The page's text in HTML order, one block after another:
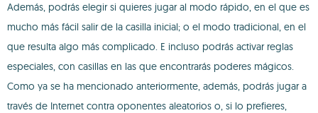
Además, podrás elegir si quieres jugar al modo rápido, en el que es
mucho más fácil salir de la casilla inicial; o el modo tradicional, en el
que resulta algo más complicado. E incluso podrás activar reglas
especiales, con casillas en las que encontrarás poderes mágicos.
Como ya se ha mencionado anteriormente, además, podrás jugar a
través de Internet contra oponentes aleatorios o, si lo prefieres,